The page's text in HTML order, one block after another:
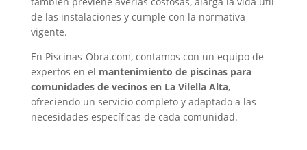
de las instalaciones y cumple con la normativa
vigente.
En Piscinas-Obra.com, contamos con un equipo de
expertos en el mantenimiento de piscinas para
comunidades de vecinos en La Vilella Alta,
ofreciendo un servicio completo y adaptado a las
necesidades específicas de cada comunidad.